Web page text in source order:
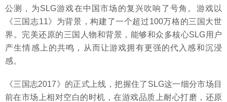
公测，为SLG游戏在中国市场的复兴吹响了号角。游戏以
《三国志11》为背景，构建了一个超过100万格的三国大世
界。完美还原的三国人物和背景，能够和众多核心SLG用户
产生情感上的共鸣，从而让游戏拥有更强的代入感和沉浸
感。
《三国志2017》的正式上线，把握住了SLG这一细分市场目
前在市场上相对空白的时机，在游戏品质上耐心打磨，还原